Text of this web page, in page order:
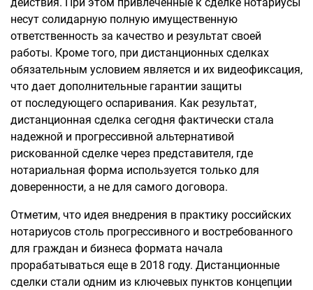
несут солидарную полную имущественную
ответственность за качество и результат своей
работы. Кроме того, при дистанционных сделках
обязательным условием является и их видеофиксация,
что дает дополнительные гарантии защиты
от последующего оспаривания. Как результат,
дистанционная сделка сегодня фактически стала
надежной и прогрессивной альтернативой
рискованной сделке через представителя, где
нотариальная форма используется только для
доверенности, а не для самого договора.
Отметим, что идея внедрения в практику российских
нотариусов столь прогрессивного и востребованного
для граждан и бизнеса формата начала
прорабатываться еще в 2018 году. Дистанционные
сделки стали одним из ключевых пунктов концепции